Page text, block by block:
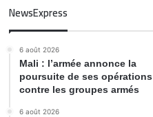
NewsExpress
6 août 2026
Mali : l’armée annonce la
poursuite de ses opérations
contre les groupes armés
6 août 2026